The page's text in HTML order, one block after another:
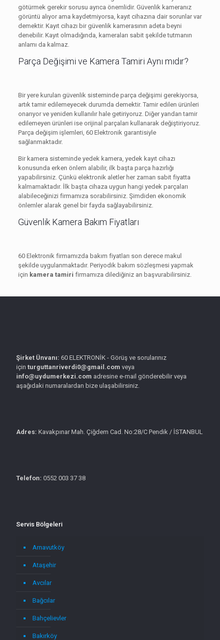
götürmek gerekir sorusu ayrıca önemlidir. Güvenlik kameranız
görüntü alıyor ama kaydetmiyorsa, kayıt cihazına dair sorunlar var
demektir. Kayıt cihazı bir güvenlik kamerasının adeta beyni
denebilir. Kayıt olmadığında, kameraları sabit şekilde tutmanın
anlamı da kalmaz.
Parça Değişimi ve Kamera Tamiri Aynı mıdır?
Bir yere kurulan güvenlik sisteminde parça değişimi gerekiyorsa,
artık tamir edilemeyecek durumda demektir. Tamir edilen ürünleri
onarıyor ve yeniden kullanılır hale getiriyoruz. Diğer yandan tamir
edilemeyen ürünleri ise orijinal parçaları kullanarak değiştiriyoruz.
Parça değişim işlemleri, 60 Elektronik garantisiyle
sağlanmaktadır.
Bir kamera sisteminde yedek kamera, yedek kayıt cihazı
konusunda erken önlem alabilir, ilk başta parça hazırlığı
yapabilirsiniz. Çünkü elektronik aletler her zaman sabit fiyatta
kalmamaktadır. İlk başta cihaza uygun hangi yedek parçaları
alabileceğinizi firmamıza sorabilirsiniz. Şimdiden ekonomik
önlemler alarak genel bir fayda sağlayabilirsiniz.
Güvenlik Kamera Bakım Fiyatları
60 Elektronik firmamızda bakım fiyatları son derece makul
şekilde uygulanmaktadır. Periyodik bakım sözleşmesi yapmak
için kamera tamiri firmamıza dilediğiniz an başvurabilirsiniz.
Şirket Ünvanı: 60 ELEKTRONİK - Görüş ve sorularınız
için turguttanriverdi0@gmail.com veya
info@uydumerkezi.com adresine e-mail gönderebilir veya
aşağıdaki numaralardan bize ulaşabilirsiniz.
Adres: Kavakpınar Mah. Çiğdem Cad. No:28/C Pendik / İSTANBUL
Telefon: 0552 003 37 38
Servis Bölgeleri
Arnavutköy
Ataşehir
Avcılar
Bağcılar
Bahçelievler
Bakırköy